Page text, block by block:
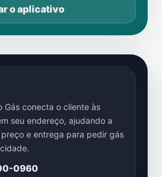
o aplicativo
Gás conecta o cliente às
seu endereço, ajudando a
e entrega para pedir gás
0960